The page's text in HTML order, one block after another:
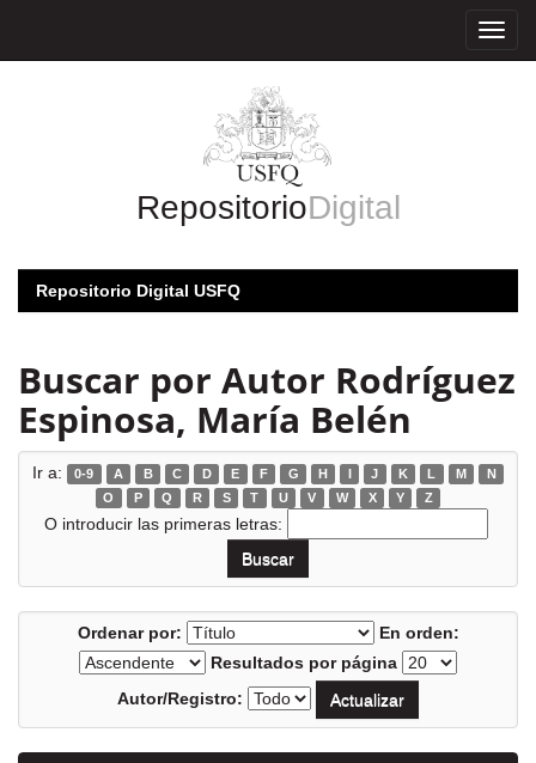
RepositorioDigital
Repositorio Digital USFQ
Buscar por Autor Rodríguez
Espinosa, María Belén
Ir a: 0-9 A B C D E F G H I J K L M
N
O
P Q R S T U V W X Y Z
O introducir las primeras letras:
Ordenar por:
En orden:
Resultados por página
Autor/Registro: